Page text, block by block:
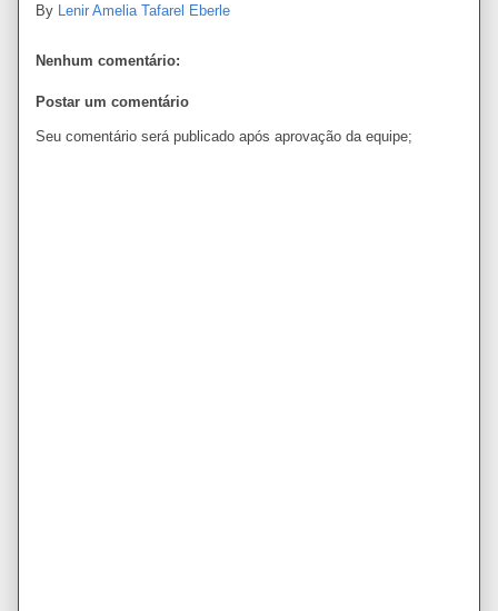
By Lenir Amelia Tafarel Eberle
Nenhum comentário:
Postar um comentário
Seu comentário será publicado após aprovação da equipe;